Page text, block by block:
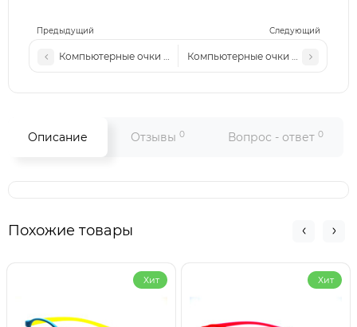
Предыдущий Следующий
Компьютерные очки MU 11 ZS c6Компьютерные очки MU 11 ZS c3
Описание Отзывы 0 Вопрос - ответ 0
Похожие товары
Хит Хит